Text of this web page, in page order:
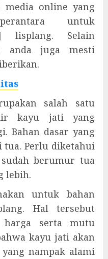
media online yang
untuk
lisplang. Selain
anda juga mesti
salah satu
kayu jati yang
Bahan dasar yang
tua. Perlu diketahui
berumur tua
lebih.
untuk bahan
Hal tersebut
harga serta mutu
kayu jati akan
nampak alami